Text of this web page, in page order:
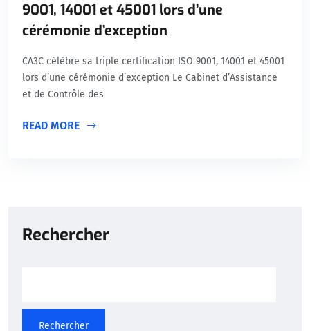
9001, 14001 et 45001 lors d’une
cérémonie d’exception
CA3C célèbre sa triple certification ISO 9001, 14001 et 45001
lors d’une cérémonie d’exception Le Cabinet d’Assistance
et de Contrôle des
READ MORE
Rechercher
Rechercher